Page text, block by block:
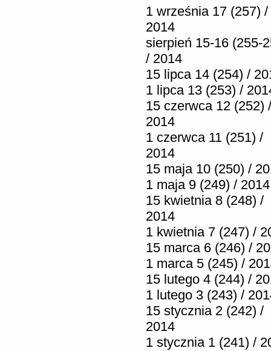
1 września 17 (257) /
2014
sierpień 15-16 (255-
/ 2014
15 lipca 14 (254) /
1 lipca 13 (253) /
15 czerwca 12 (252) /
2014
1 czerwca 11 (251) /
2014
15 maja 10 (250) /
1 maja 9 (249) / 2014
15 kwietnia 8 (248) /
2014
1 kwietnia 7 (247) /
15 marca 6 (246) /
1 marca 5 (245) /
15 lutego 4 (244) /
1 lutego 3 (243) /
15 stycznia 2 (242) /
2014
1 stycznia 1 (241) /